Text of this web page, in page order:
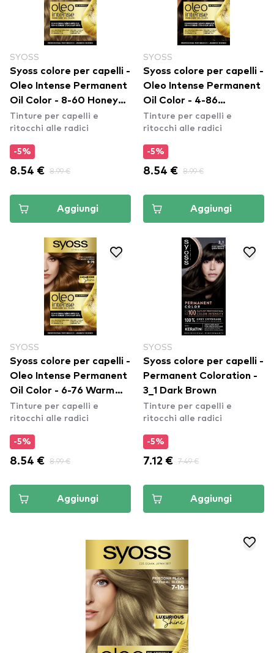
SYOSS
Syoss colore per capelli -
Oleo Intense Permanent
Oil Color - 8-60 Honey
Blond
Tinture per capelli e
ritocchi alle radici
-5%
8.54 € 8.99 €
Aggiungi
SYOSS
Syoss colore per capelli -
Oleo Intense Permanent
Oil Color - 4-86
Chocolate Brown
Tinture per capelli e
ritocchi alle radici
-5%
8.54 € 8.99 €
Aggiungi
SYOSS
Syoss colore per capelli -
Oleo Intense Permanent
Oil Color - 6-76 Warm
Copper
Tinture per capelli e
ritocchi alle radici
-5%
8.54 € 8.99 €
Aggiungi
SYOSS
Syoss colore per capelli -
Permanent Coloration -
3_1 Dark Brown
Tinture per capelli e
ritocchi alle radici
-5%
7.12 € 7.49 €
Aggiungi